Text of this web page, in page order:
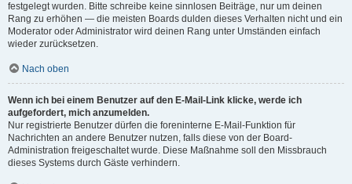
festgelegt wurden. Bitte schreibe keine sinnlosen Beiträge, nur um deinen
Rang zu erhöhen — die meisten Boards dulden dieses Verhalten nicht und ein
Moderator oder Administrator wird deinen Rang unter Umständen einfach
wieder zurücksetzen.
Nach oben
Wenn ich bei einem Benutzer auf den E-Mail-Link klicke, werde ich
aufgefordert, mich anzumelden.
Nur registrierte Benutzer dürfen die foreninterne E-Mail-Funktion für
Nachrichten an andere Benutzer nutzen, falls diese von der Board-
Administration freigeschaltet wurde. Diese Maßnahme soll den Missbrauch
dieses Systems durch Gäste verhindern.